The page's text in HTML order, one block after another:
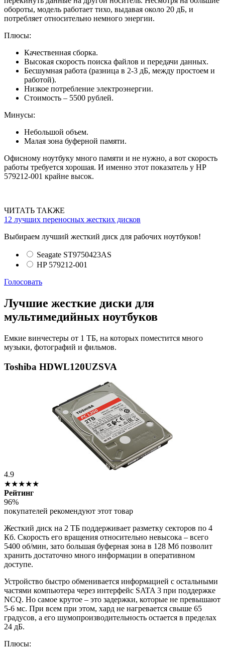
обороты, модель работает тихо, выдавая около 20 дБ, и
потребляет относительно немного энергии.
Плюсы:
Качественная сборка.
Высокая скорость поиска файлов и передачи данных.
Бесшумная работа (разница в 2-3 дБ, между простоем и
работой).
Низкое потребление электроэнергии.
Стоимость – 5500 рублей.
Минусы:
Небольшой объем.
Малая зона буферной памяти.
Офисному ноутбуку много памяти и не нужно, а вот скорость
работы требуется хорошая. И именно этот показатель у HP
579212-001 крайне высок.
ЧИТАТЬ ТАКЖЕ
12 лучших переносных жестких дисков
Выбираем лучший жесткий диск для рабочих ноутбуков!
Seagate ST9750423AS
HP 579212-001
Голосовать
Лучшие жесткие диски для
мультимедийных ноутбуков
Емкие винчестеры от 1 ТБ, на которых поместится много
музыки, фотографий и фильмов.
Toshiba HDWL120UZSVA
4.9
★★★★★
Рейтинг
96%
покупателей рекомендуют этот товар
Жесткий диск на 2 ТБ поддерживает разметку секторов по 4
Кб. Скорость его вращения относительно невысока – всего
5400 об/мин, зато большая буферная зона в 128 Мб позволит
хранить достаточно много информации в оперативном
доступе.
Устройство быстро обменивается информацией с остальными
частями компьютера через интерфейс SATA 3 при поддержке
NCQ. Но самое крутое – это задержки, которые не превышают
5-6 мс. При всем при этом, хард не нагревается свыше 65
градусов, а его шумопроизводительность остается в пределах
24 дБ.
Плюсы: